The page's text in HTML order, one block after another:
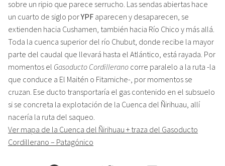
sobre un ripio que parece serrucho. Las sendas abiertas hace
un cuarto de siglo porYPF aparecen y desaparecen, se
extienden hacia Cushamen, también hacia Río Chico y más allá.
Toda la cuenca superior del río Chubut, donde recibe la mayor
parte del caudal que llevará hasta el Atlántico, está rayada. Por
momentos el Gasoducto Cordillerano corre paralelo a la ruta -la
que conduce a El Maitén o Fitamiche-, por momentos se
cruzan. Ese ducto transportaría el gas contenido en el subsuelo
si se concreta la explotación de la Cuenca del Ñirihuau, allí
nacería la ruta del saqueo.
Ver mapa de la Cuenca del Ñirihuau + traza del Gasoducto
Cordillerano – Patagónico